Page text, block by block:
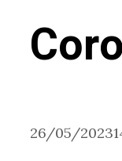
26/05/2023